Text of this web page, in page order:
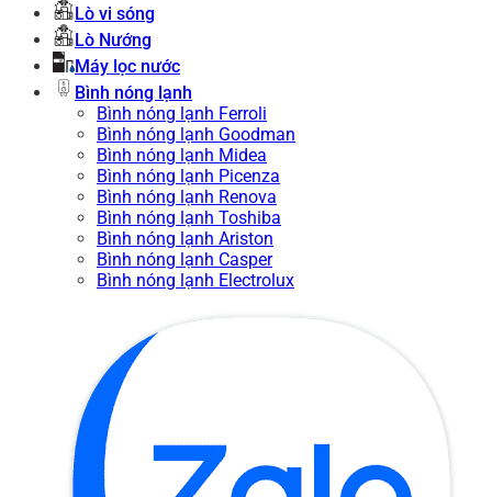
Lò vi sóng
Lò Nướng
Máy lọc nước
Bình nóng lạnh
Bình nóng lạnh Ferroli
Bình nóng lạnh Goodman
Bình nóng lạnh Midea
Bình nóng lạnh Picenza
Bình nóng lạnh Renova
Bình nóng lạnh Toshiba
Bình nóng lạnh Ariston
Bình nóng lạnh Casper
Bình nóng lạnh Electrolux